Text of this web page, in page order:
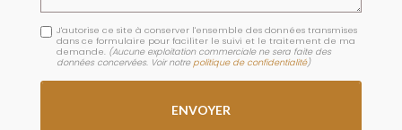
J'autorise ce site à conserver l'ensemble des données transmises
dans ce formulaire pour faciliter le suivi et le traitement de ma
demande. (Aucune exploitation commerciale ne sera faite des
données concervées. Voir notrepolitique de confidentialité)